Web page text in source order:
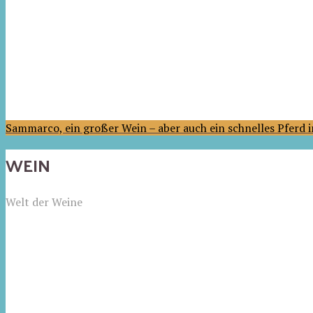
Sammarco, ein großer Wein – aber auch ein schnelles Pferd
WEIN
Welt der Weine